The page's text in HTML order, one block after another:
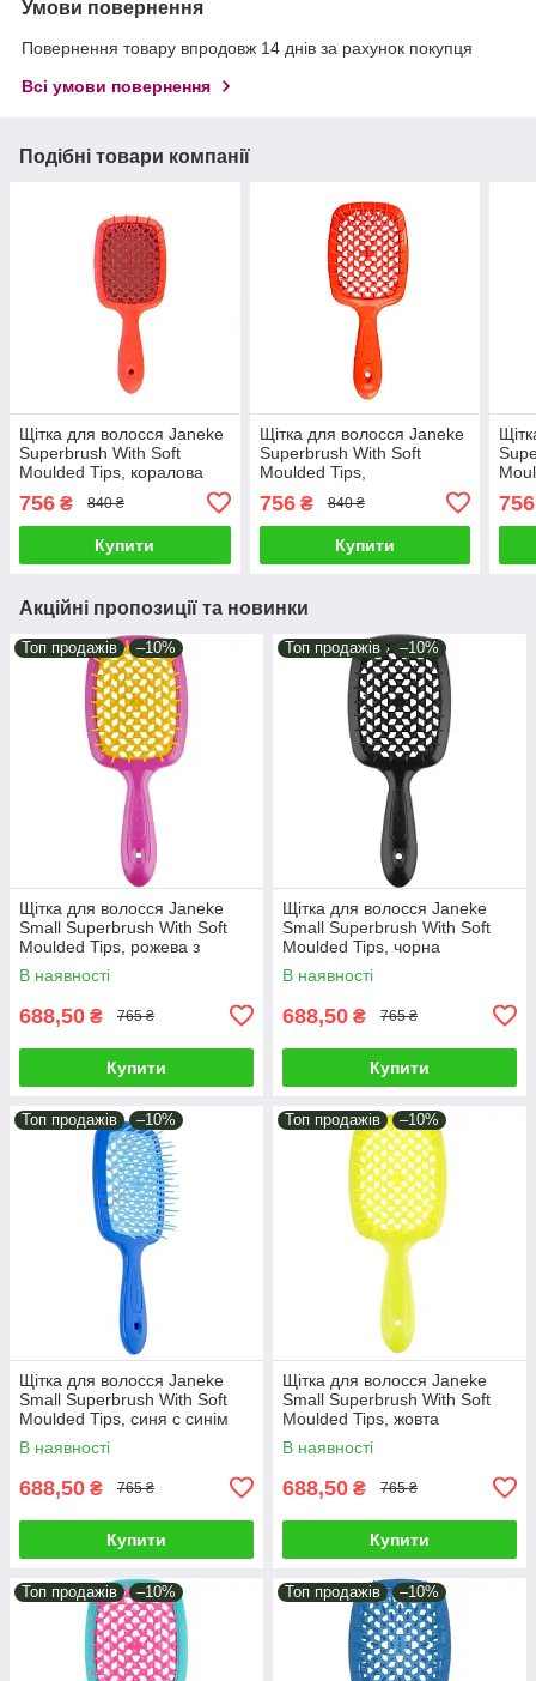
Умови повернення
Повернення товару впродовж 14 днів за рахунок покупця
Всі умови повернення
Подібні товари компанії
Щітка для волосся Janeke
Superbrush With Soft
Moulded Tips, коралова
756 ₴ 840 ₴
Купити
Щітка для волосся Janeke
Superbrush With Soft
Moulded Tips,
OFL)
756₴ 840 ₴
Купити
756
Акційні пропозиції та новинки
Топ продажів –10%
Щітка для волосся Janeke
Small Superbrush With Soft
Moulded Tips, рожева з
жовтим (86SP234 FY)
В наявності
688,50 ₴ 765 ₴
Купити
Топ продажів –10%
Щітка для волосся Janeke
Small Superbrush With Soft
Moulded Tips, чорна
(71SP234NER)
В наявності
688,50 ₴ 765 ₴
Купити
Топ продажів –10%
Щітка для волосся Janeke
Small Superbrush With Soft
Moulded Tips, синя c синім
(86SP234 BTU)
В наявності
688,50 ₴ 765 ₴
Купити
Топ продажів –10%
Щітка для волосся Janeke
Small Superbrush With Soft
Moulded Tips, жовта
(83SP234 YFL)
В наявності
688,50 ₴ 765 ₴
Купити
Топ продажів –10% Топ продажів –10%